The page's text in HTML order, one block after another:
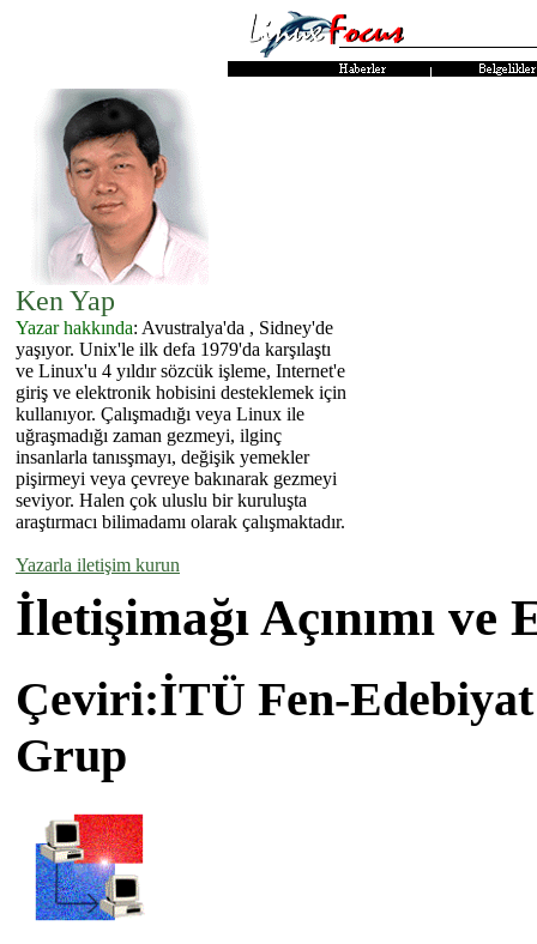
Ken Yap
Yazar hakkında: Avustralya'da , Sidney'de
yaşıyor. Unix'le ilk defa 1979'da karşılaştı
ve Linux'u 4 yıldır sözcük işleme, Internet'e
giriş ve elektronik hobisini desteklemek için
kullanıyor. Çalışmadığı veya Linux ile
uğraşmadığı zaman gezmeyi, ilginç
insanlarla tanısşmayı, değişik yemekler
pişirmeyi veya çevreye bakınarak gezmeyi
seviyor. Halen çok uluslu bir kuruluşta
araştırmacı bilimadamı olarak çalışmaktadır.
Yazarla iletişim kurun
İletişimağı Açınımı ve
Çeviri:İTÜ Fen-
Grup